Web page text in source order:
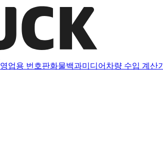
영업용 번호판화물백과미디어 차량 수입 계산기